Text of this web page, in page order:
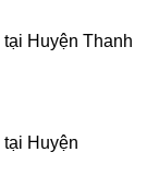
Huyện Thanh
Huyện